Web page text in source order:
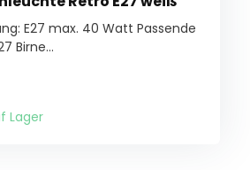
E27 max. 40 Watt Passende
Birne...
Lager